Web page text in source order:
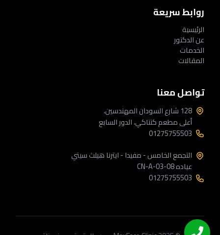
روابط سريعة
الرئيسية
عن الدكتور
الخدمات
المقالات
تواصل معنا
128 شارع السودان المهندسين،
أعلى مطعم كنتاكي، الدور السابع
01275755503
التجمع الخامس - مفيدا - ايترنا هيلث سيتي
عياده CN-A-03-08
01275755503